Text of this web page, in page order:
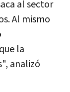
al sector
Al mismo
la
analizó